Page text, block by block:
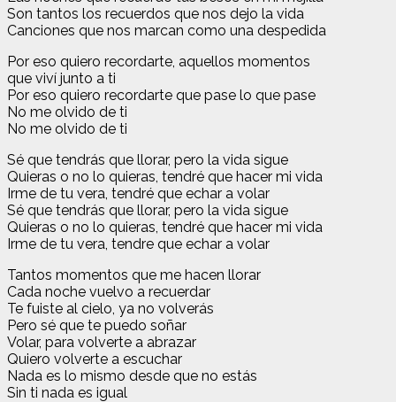
Son tantos los recuerdos que nos dejo la vida
Canciones que nos marcan como una despedida
Por eso quiero recordarte, aquellos momentos
que viví junto a ti
Por eso quiero recordarte que pase lo que pase
No me olvido de ti
No me olvido de ti
Sé que tendrás que llorar, pero la vida sigue
Quieras o no lo quieras, tendré que hacer mi vida
Irme de tu vera, tendré que echar a volar
Sé que tendrás que llorar, pero la vida sigue
Quieras o no lo quieras, tendré que hacer mi vida
Irme de tu vera, tendre que echar a volar
Tantos momentos que me hacen llorar
Cada noche vuelvo a recuerdar
Te fuiste al cielo, ya no volverás
Pero sé que te puedo soñar
Volar, para volverte a abrazar
Quiero volverte a escuchar
Nada es lo mismo desde que no estás
Sin ti nada es igual